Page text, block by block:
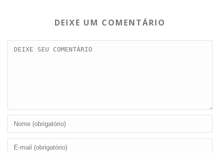
DEIXE UM COMENTÁRIO